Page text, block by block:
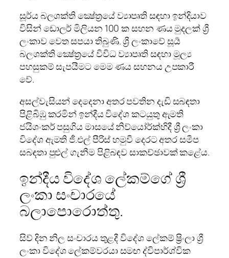
සූර්ය බලශක්ති ක්‍ෂේත්‍රයේ ව්‍යාපෘති සඳහා ඉන්දියාව
විසින් ඩොලර් මිලියන 100 ක සහන ණය මුදලක් ශ්‍රී
ලංකාව වෙත සපයා තිබුණි. ශ්‍රී ලංකාවේ සූර්‍ය
බලශක්ති ක්‍ෂේත්‍රයේ විවිධ ව්‍යාපෘති සඳහා මූල්‍ය
පහසුකම් සැපයීමට මෙම ණය සහනය උපකාරී
වේ.
අසල්වැසියන් දෙදෙනා අතර පවතින දැඩි සබඳතා
පිළිබිඹු කරමින් ඉන්දීය විදේශ කටයුතු ඇමති
ජයිශංකර් පසුගිය මාසයේ නිව්යෝර්ක්හිදී ශ්‍රී ලංකා
විදේශ ඇමති ජී.එල් පීරිස් හමුවී දෙරට අතර සමීප
සබඳතා පුළුල් ගැනීම පිළිබඳව සාකච්ඡාවක් කළේය.
ඉන්දීය විදේශ ලේකම්ගේ ශ්‍රී
ලංකා සංචාරයේ
බලාපොරොත්තු.
සිව් දින නිල සංචාරය තුළදී විදේශ ලේකම් ෂ්‍රිංලා ශ්‍රී
ලංකා විදේශ ලේකම්වරයා සමඟ ද්විපාර්ශ්වික